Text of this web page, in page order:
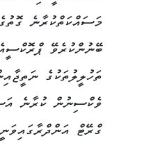
މަސައްކަތްކުރާނެ
ބޭނުންކުރެވޭ
ތަހުލީލުތަކުގެ
ވެކްސިނުން ކުރާނެ
ގްރޭޓް